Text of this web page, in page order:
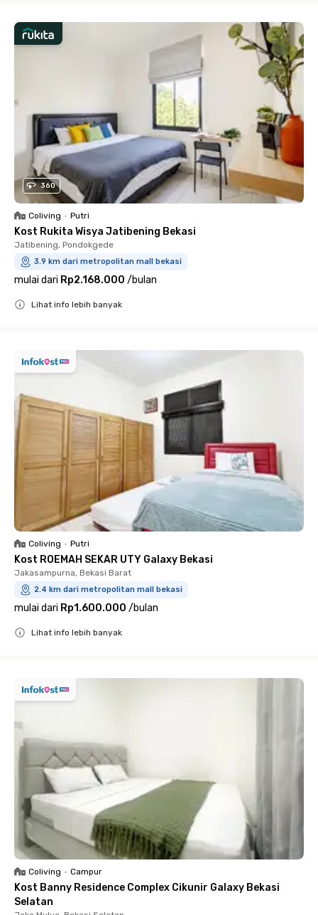
360
Coliving • Putri
Kost Rukita Wisya Jatibening Bekasi
Jatibening, Pondokgede
3.9 km dari metropolitan mall bekasi
mulai dari Rp2.168.000 /bulan
Lihat info lebih banyak
Coliving • Putri
Kost ROEMAH SEKAR UTY Galaxy Bekasi
Jakasampurna, Bekasi Barat
2.4 km dari metropolitan mall bekasi
mulai dari Rp1.600.000 /bulan
Lihat info lebih banyak
Coliving • Campur
Kost Banny Residence Complex Cikunir Galaxy Bekasi
Selatan